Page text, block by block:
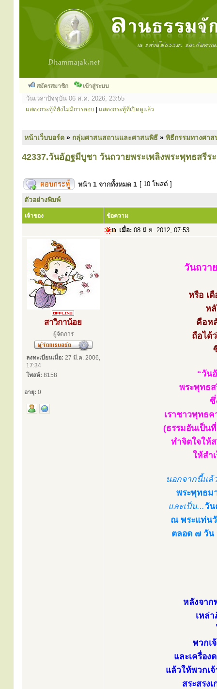
สมัครสมาชิก เข้าสู่ระบบ
วันเวลาปัจจุบัน 06 ส.ค. 2026, 23:55
แสดงกระทู้ที่ยังไม่มีการตอบ แสดงกระทู้ที่เปิดดูแล้ว
หน้าเว็บบอร์ด » กลุ่มศาสนสถานและศาสนพิธี » พิธีกรรมทางศา
42337.วันอัฏฐมีบูชา วันถวายพระเพลิงพระพุทธสรีร
หน้า 1 จากทั้งหมด 1 [ 10 โพสต์ ]
ตัวอย่างพิมพ์
เจ้าของ ข้อความ
เมื่อ: 08 มิ.ย. 2012, 07:53
สาวิกาน้อย
ผู้จัดการ
ลงทะเบียนเมื่อ: 27 มี.ค. 2006,
17:34
โพสต์: 8158
อายุ: 0
วันถวา
หรือ เ
ห
คือห
ถือได้
“วัน
พระพุทธ
ซึ่
เราชาวพุทธ
(ธรรมอันเป็น
ทำจิตใจให้
ให้สำ
นอกจากนี้แล้
พระพุทธม
และเป็น...วัน
ณ พระแท่น
ตลอด ๗ วัน
หลังจาก
เหล่
พวกเ
และเครื่อ
แล้วให้พวกเ
สระสรง